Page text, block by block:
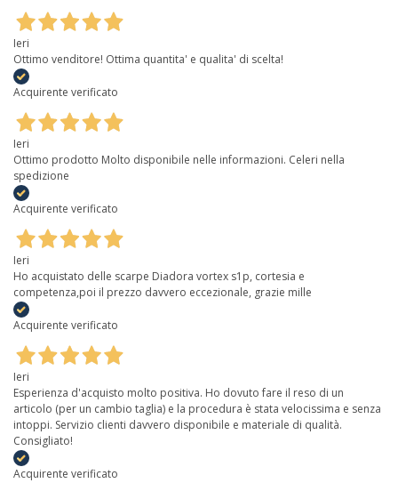
Ieri
Ottimo venditore! Ottima quantita' e qualita' di scelta!
Acquirente verificato
Ieri
Ottimo prodotto Molto disponibile nelle informazioni. Celeri nella
spedizione
Acquirente verificato
Ieri
Ho acquistato delle scarpe Diadora vortex s1p, cortesia e
competenza,poi il prezzo davvero eccezionale, grazie mille
Acquirente verificato
Ieri
Esperienza d'acquisto molto positiva. Ho dovuto fare il reso di un
articolo (per un cambio taglia) e la procedura è stata velocissima e senza
intoppi. Servizio clienti davvero disponibile e materiale di qualità.
Consigliato!
Acquirente verificato